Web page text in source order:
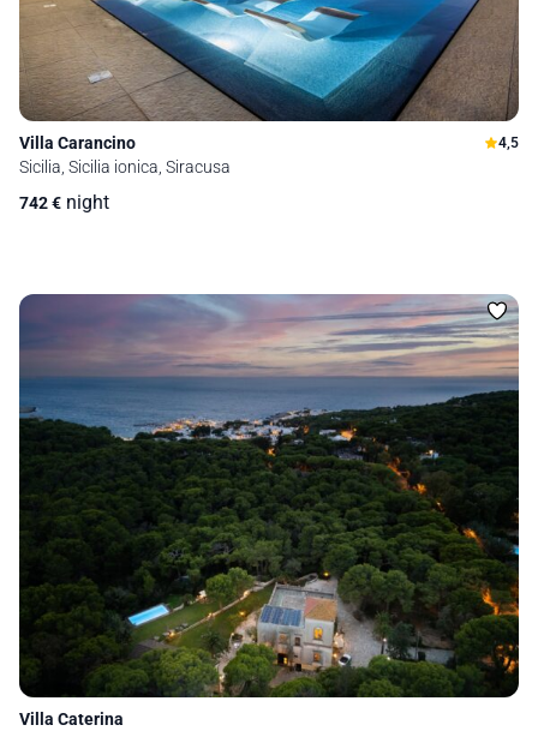
Villa Carancino 4,5
Sicilia, Sicilia ionica, Siracusa
742€ night
Villa Caterina